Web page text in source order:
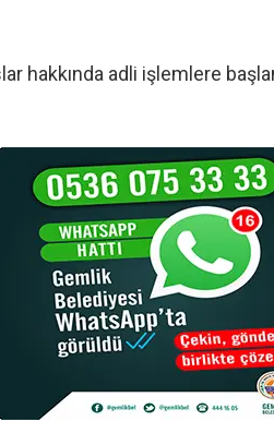
hakkında adli işlemlere